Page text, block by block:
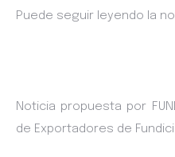
Puede seguir leyendo la
Noticia propuesta por
de Exportadores de